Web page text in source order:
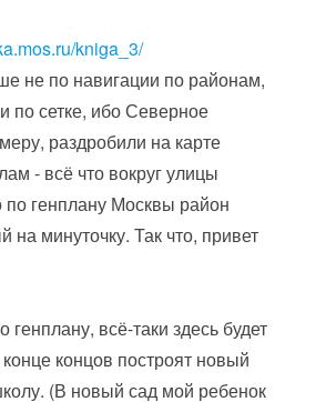
kniga_3/
не по навигации по районам,
по сетке, ибо Северное
раздробили на карте
- всё что вокруг улицы
генплану Москвы район
минуточку. Так что, привет
генплану, всё-таки здесь будет
концов построят новый
(В новый сад мой ребенок